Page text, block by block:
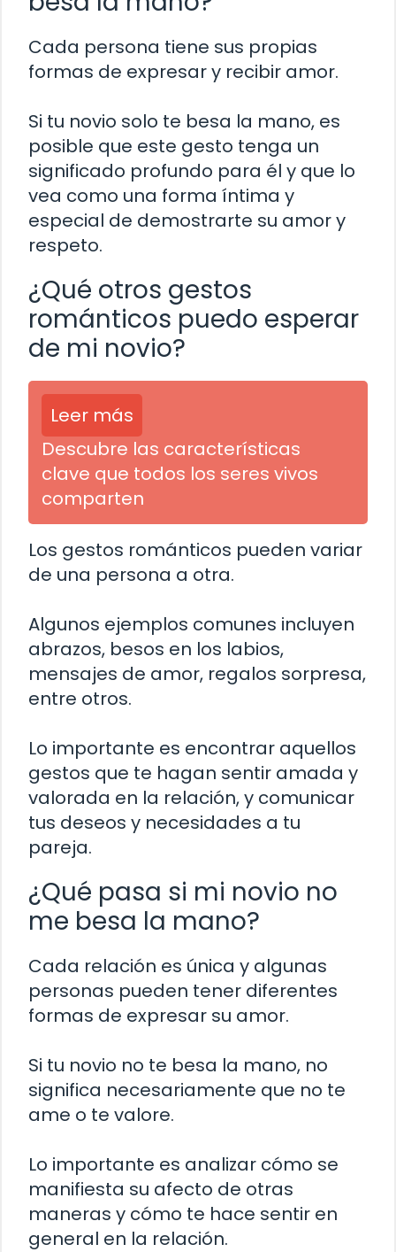
Cada persona tiene sus propias
formas de expresar y recibir amor.
Si tu novio solo te besa la mano, es
posible que este gesto tenga un
significado profundo para él y que lo
vea como una forma íntima y
especial de demostrarte su amor y
respeto.
¿Qué otros gestos
románticos puedo esperar
de mi novio?
Leer más
Descubre las características
clave que todos los seres vivos
comparten
Los gestos románticos pueden variar
de una persona a otra.
Algunos ejemplos comunes incluyen
abrazos, besos en los labios,
mensajes de amor, regalos sorpresa,
entre otros.
Lo importante es encontrar aquellos
gestos que te hagan sentir amada y
valorada en la relación, y comunicar
tus deseos y necesidades a tu
pareja.
¿Qué pasa si mi novio no
me besa la mano?
Cada relación es única y algunas
personas pueden tener diferentes
formas de expresar su amor.
Si tu novio no te besa la mano, no
significa necesariamente que no te
ame o te valore.
Lo importante es analizar cómo se
manifiesta su afecto de otras
maneras y cómo te hace sentir en
general en la relación.